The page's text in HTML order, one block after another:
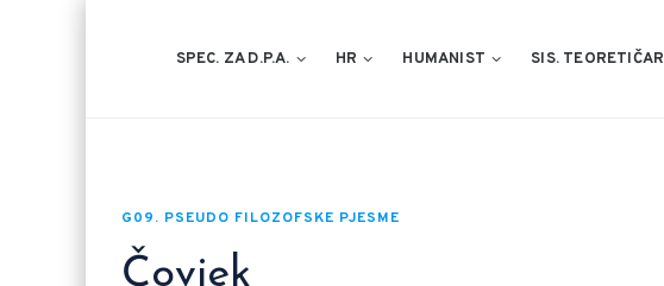
SPEC. ZA D.P.A. HR HUMANIST SIS. TEORETIČAR
G09. PSEUDO FILOZOFSKE PJESME
Čovjek